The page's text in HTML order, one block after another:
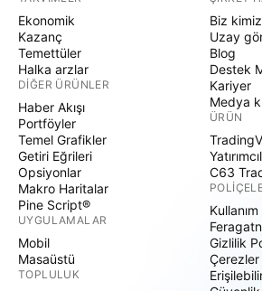
Ekonomik
Kazanç
Temettüler
Halka arzlar
DIĞER ÜRÜNLER
Haber Akışı
Portföyler
Temel Grafikler
Getiri Eğrileri
Opsiyonlar
Makro Haritalar
Pine Script®
UYGULAMALAR
Mobil
Masaüstü
TOPLULUK
Biz kimiz
Uzay
Blog
Destek
Kariyer
Medya
ÜRÜN
C63
Kullanım
Gizlilik
Çerezler